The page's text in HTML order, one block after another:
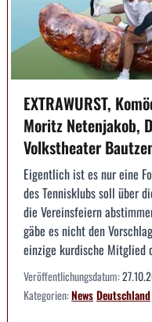
EXTRAWURST,
Moritz Netenjakob,
Volkstheater
Eigentlich ist es nur eine
des Tennisklubs soll über
die Vereinsfeiern
gäbe es nicht den
einzige kurdische Mitglied
Veröffentlichungsdatum:
Kategorien:NewsDeutschland